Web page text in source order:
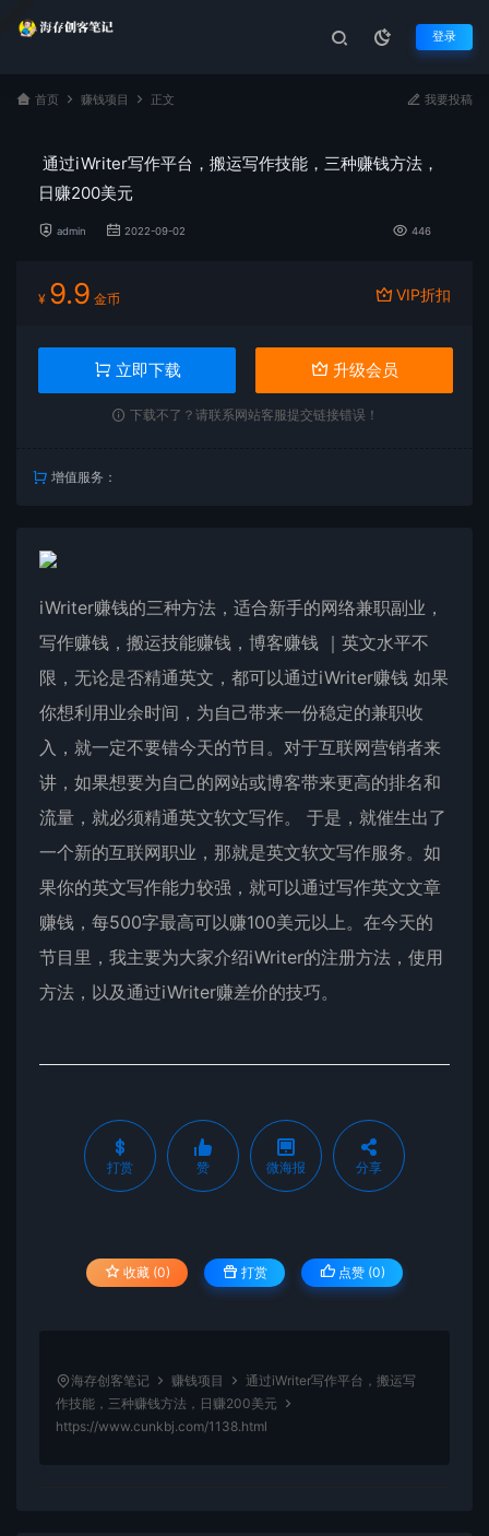
登录
首页 赚钱项目 正文 我要投稿
通过iWriter写作平台，搬运写作技能，三种赚钱方法，
日赚200美元
admin 2022-09-02 446
¥ 9.9 金币 VIP折扣
立即下载 升级会员
下载不了？请联系网站客服提交链接错误！
增值服务：
iWriter赚钱的三种方法，适合新手的网络兼职副业，
写作赚钱，搬运技能赚钱，博客赚钱 ｜英文水平不
限，无论是否精通英文，都可以通过iWriter赚钱 如果
你想利用业余时间，为自己带来一份稳定的兼职收
入，就一定不要错今天的节目。对于互联网营销者来
讲，如果想要为自己的网站或博客带来更高的排名和
流量，就必须精通英文软文写作。 于是，就催生出了
一个新的互联网职业，那就是英文软文写作服务。如
果你的英文写作能力较强，就可以通过写作英文文章
赚钱，每500字最高可以赚100美元以上。在今天的
节目里，我主要为大家介绍iWriter的注册方法，使用
方法，以及通过iWriter赚差价的技巧。
打赏 赞 微海报 分享
收藏 (0) 打赏 点赞 (0)
海存创客笔记 赚钱项目
通过iWriter写作平台，搬运写
作技能，三种赚钱方法，日赚200美元
https://www.cunkbj.com/1138.html